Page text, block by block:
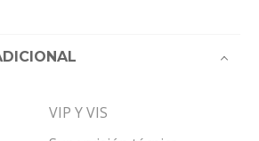
VIP Y VIS